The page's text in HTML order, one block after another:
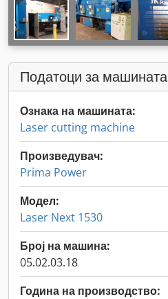
Податоци за машината
Ознака на машината:
Laser cutting machine
Произведувач:
Prima Power
Модел:
Laser Next 1530
Број на машина:
05.02.03.18
Година на производство: